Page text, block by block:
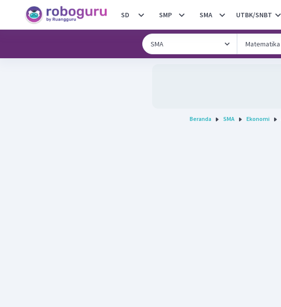
SD SMP SMA UTBK/SNBT
Beranda SMA Ekonomi